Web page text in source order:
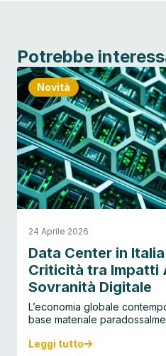
Potrebbe
Novità
Data Center in
Criticità tra Impatti
Sovranità Digitale
L’economia globale
base materiale
Leggi tutto
D
24 Aprile 2026